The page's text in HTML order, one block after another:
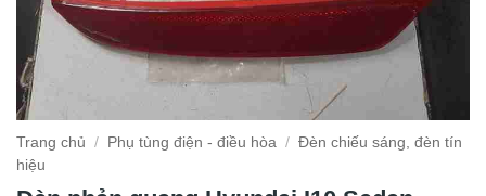
Trang chủ / Phụ tùng điện - điều hòa / Đèn chiếu sáng, đèn tín
hiệu